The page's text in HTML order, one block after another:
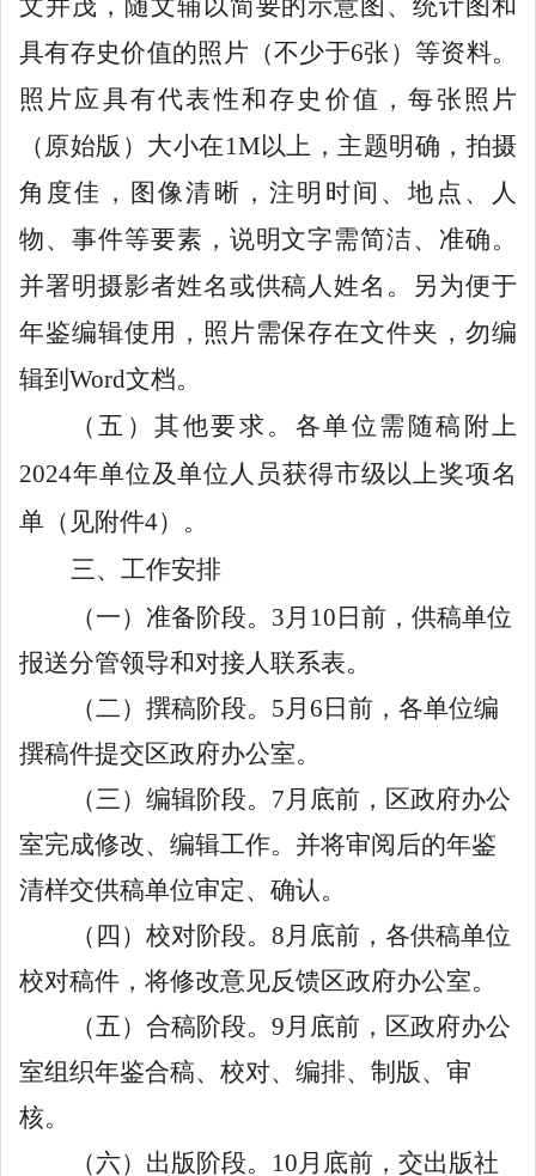
具有存史价值的照片（不少于6张）等资料。
照片应具有代表性和存史价值，每张照片
（原始版） 大小在1M以上 ， 主题明确，拍摄
角度佳，图像清晰，注明时间、地点、人
物、事件等要素，说明文字需简洁、准确。
并署明摄影者姓名或供稿人姓名。另为便于
年鉴编辑使用，照片需保存在文件夹，勿编
辑到 Word文档。
（五）其他要求。 各单位需随稿附上
2024年单位及单位人员获得市级以上奖项名
单 （见附件4） 。
三、工作安排
（一）准备阶段。 3 月 10 日 前，供稿单位
报送分管领导和对接人联系表。
（二）撰稿阶段。 5 月 6 日前 ，各单位编
撰稿件提交区政府办公室。
（三）编辑阶段。 7 月底前，区政府办公
室完成修改、编辑工作。并将审阅后的年鉴
清样交供稿单位审定、确认。
（四）校对阶段。 8 月底前，各供稿单位
校对稿件，将修改意见反馈区政府办公室。
（五）合稿阶段。 9 月底前，区政府办公
室组织年鉴合稿、校对、编排、制版、审
核。
（六）出版阶段。 10 月底前，交出版社